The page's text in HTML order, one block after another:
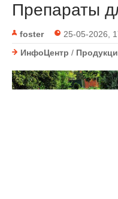
Препараты
foster 25-05-2026,
ИнфоЦентр /